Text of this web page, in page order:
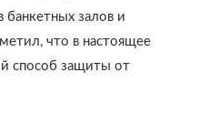
банкетных залов и
что в настоящее
способ защиты от